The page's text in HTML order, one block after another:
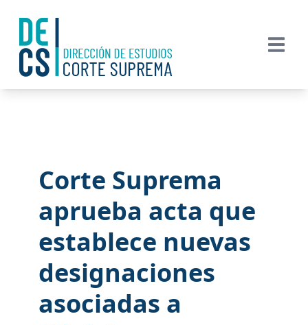
Corte Suprema
aprueba acta que
establece nuevas
designaciones
asociadas a